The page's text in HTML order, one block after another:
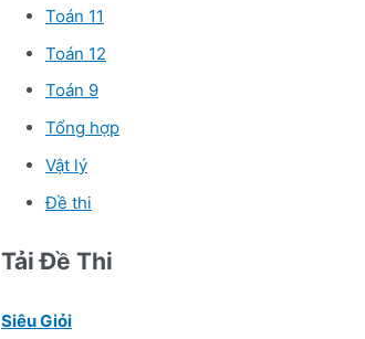
Toán 11
Toán 12
Toán 9
Tổng hợp
Vật lý
Đề thi
Tải Đề Thi
Siêu Giỏi